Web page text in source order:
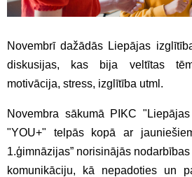
Novembrī dažādās Liepājas
diskusijas, kas bija veltītas
motivācija, stress, izglītība utml.
Novembra sākumā PIKC
"YOU+" telpās kopā ar
1.ģimnāzijas” norisinājās
komunikāciju, kā nepadoties un